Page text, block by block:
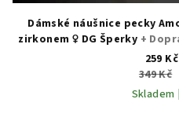
Dámské náušnice pecky
zirkonem ♀️ DG Šperky +
259
349 Kč
Skladem